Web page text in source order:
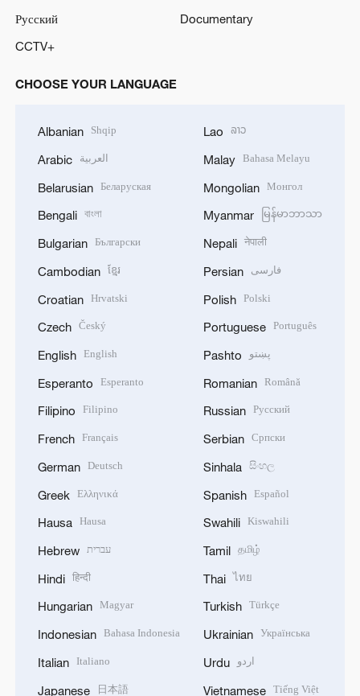
Русский
Documentary
CCTV+
CHOOSE YOUR LANGUAGE
Albanian Shqip
Arabic العربية
Belarusian Беларуская
Bengali বাংলা
Bulgarian Български
Cambodian ខ្មែរ
Croatian Hrvatski
Czech Český
English English
Esperanto Esperanto
Filipino Filipino
French Français
German Deutsch
Greek Ελληνικά
Hausa Hausa
Hebrew עברית
Hindi हिन्दी
Hungarian Magyar
Indonesian Bahasa Indonesia
Italian Italiano
Japanese 日本語
Lao ລາວ
Malay Bahasa Melayu
Mongolian Монгол
Myanmar မြန်မာဘာသာ
Nepali नेपाली
Persian فارسی
Polish Polski
Portuguese Português
Pashto پښتو
Romanian Română
Russian Русский
Serbian Српски
Sinhala සිංහල
Spanish Español
Swahili Kiswahili
Tamil தமிழ்
Thai ไทย
Turkish Türkçe
Ukrainian Українська
Urdu اردو
Vietnamese Tiếng Việt